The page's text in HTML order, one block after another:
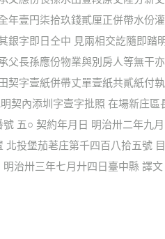
年壹円柒拾玖錢貳厘正併帶水份
銀字即日仝中 見兩相交訖隨即
父長孫應份物業與別房人等無干
契字壹紙併帶丈單壹紙共貳紙付
契內添圳字壹字批照 在場新庄
五○ 契約年月日 明治卅二年九
北投堡茄荖庄第千四百八拾五號
治卅三年七月廾四日臺中縣 譯